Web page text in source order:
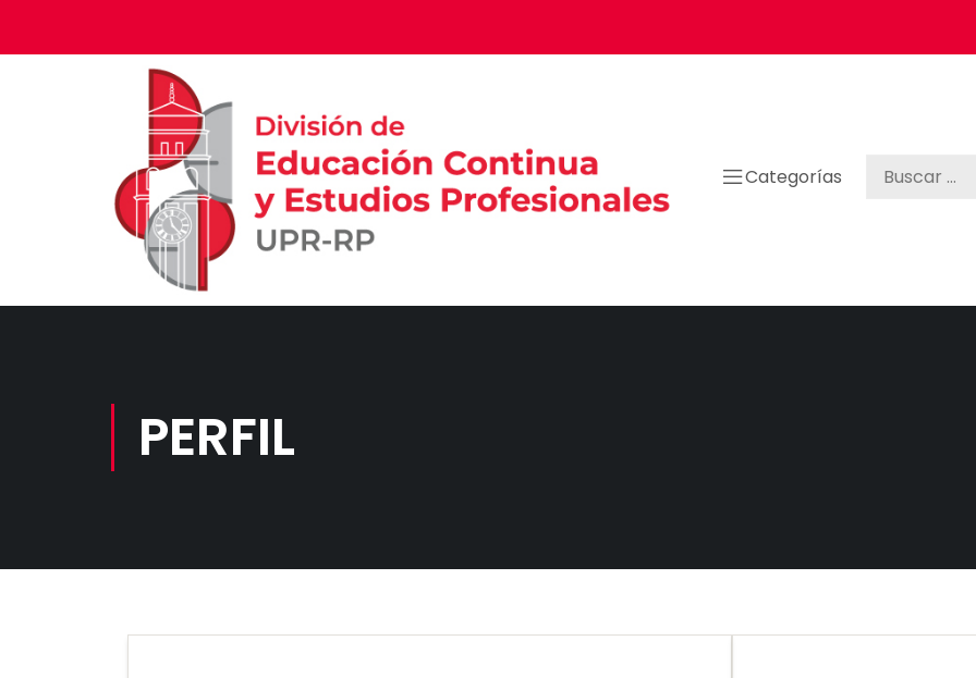
Categorías
PERFIL